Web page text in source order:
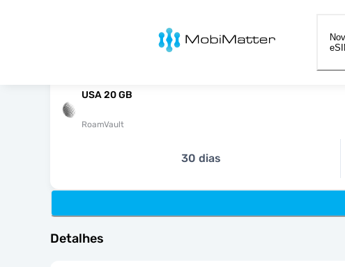
MobiMatter
USA 20 GB
RoamVault
30 dias
Detalhes